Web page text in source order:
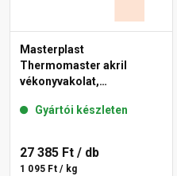
Masterplast
Thermomaster akril
vékonyvakolat,
15-F 25 kg
Gyártói készleten
27 385 Ft / db
1 095 Ft / kg